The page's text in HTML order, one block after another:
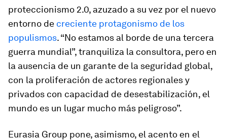
proteccionismo 2.0, azuzado a su vez por el nuevo
entorno de creciente protagonismo de los
populismos. “No estamos al borde de una tercera
guerra mundial”, tranquiliza la consultora, pero en
la ausencia de un garante de la seguridad global,
con la proliferación de actores regionales y
privados con capacidad de desestabilización, el
mundo es un lugar mucho más peligroso”.
Eurasia Group pone, asimismo, el acento en el